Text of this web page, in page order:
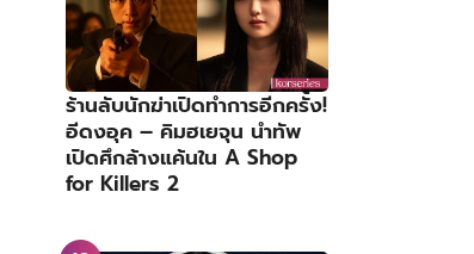
ร้านลับนักฆ่าเปิดทำการอีกครั้ง!
อีดงอุค – คิมฮเยจุน นำทัพ
เปิดศึกล้างแค้นใน A Shop
for Killers 2